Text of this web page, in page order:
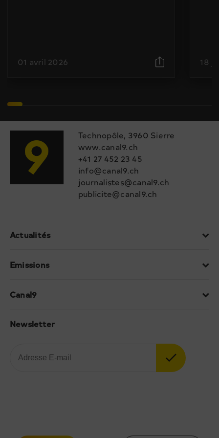
01 avril 2026 18
Technopôle, 3960 Sierre
www.canal9.ch
+41 27 452 23 45
info@canal9.ch
journalistes@canal9.ch
publicite@canal9.ch
Actualités
Emissions
Canal9
Newsletter